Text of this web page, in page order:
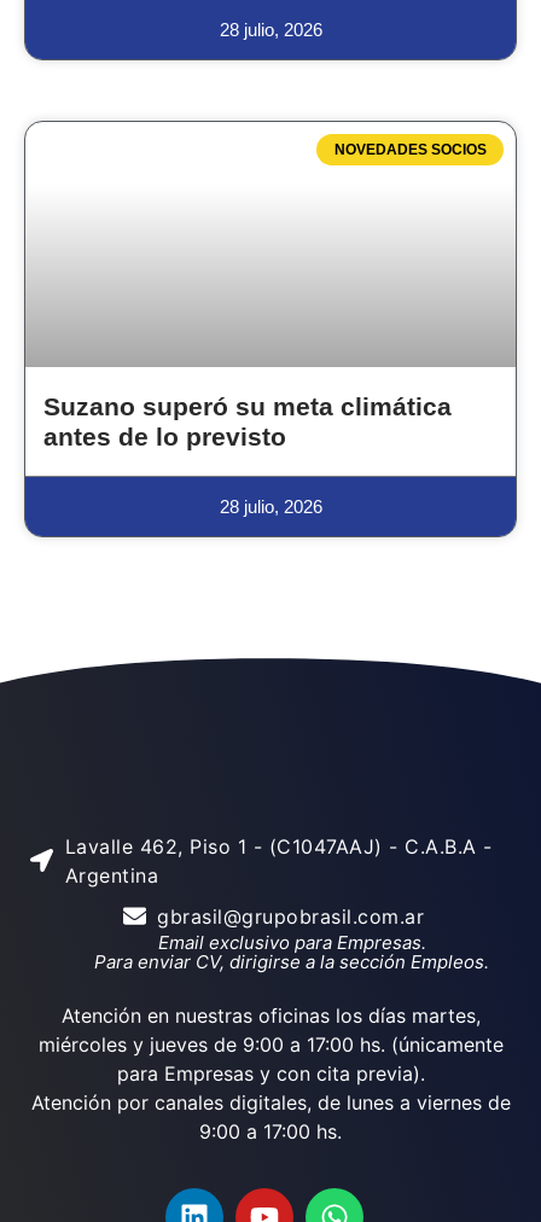
28 julio, 2026
NOVEDADES SOCIOS
Suzano superó su meta climática
antes de lo previsto
28 julio, 2026
Lavalle 462, Piso 1 - (C1047AAJ) - C.A.B.A -
Argentina
gbrasil@grupobrasil.com.ar
Email exclusivo para Empresas.
Para enviar CV, dirigirse a la sección Empleos.
Atención en nuestras oficinas los días martes,
miércoles y jueves de 9:00 a 17:00 hs. (únicamente
para Empresas y con cita previa).
Atención por canales digitales, de lunes a viernes de
9:00 a 17:00 hs.